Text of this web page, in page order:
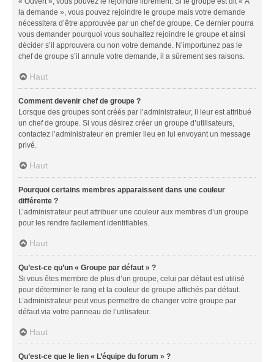
la demande », vous pouvez rejoindre le groupe mais votre demande
nécessitera d’être approuvée par un chef de groupe. Ce dernier pourra
vous demander pourquoi vous souhaitez rejoindre le groupe et ainsi
décider s’il approuvera ou non votre demande. N’importunez pas le
chef de groupe s’il annule votre demande, il a sûrement ses raisons.
Haut
Comment devenir chef de groupe ?
Lorsque des groupes sont créés par l’administrateur, il leur est attribué
un chef de groupe. Si vous désirez créer un groupe d’utilisateurs,
contactez l’administrateur en premier lieu en lui envoyant un message
privé.
Haut
Pourquoi certains membres apparaissent dans une couleur
différente ?
L’administrateur peut attribuer une couleur aux membres d’un groupe
pour les rendre facilement identifiables.
Haut
Qu’est-ce qu’un « Groupe par défaut » ?
Si vous êtes membre de plus d’un groupe, celui par défaut est utilisé
pour déterminer le rang et la couleur de groupe affichés par défaut.
L’administrateur peut vous permettre de changer votre groupe par
défaut via votre panneau de l’utilisateur.
Haut
Qu’est-ce que le lien « L’équipe du forum » ?